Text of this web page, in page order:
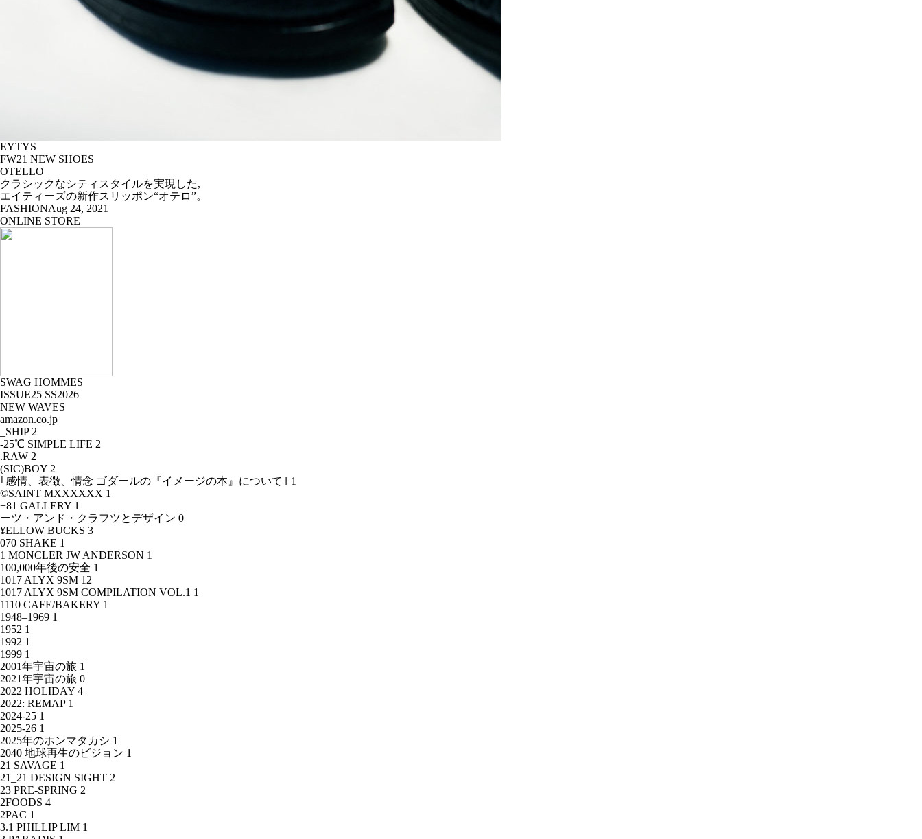
EYTYS
FW21 NEW SHOES
OTELLO
クラシックなシティスタイルを実現した,
エイティーズの新作スリッポン“オテロ”。
FASHIONAug 24, 2021
ONLINE STORE
SWAG HOMMES
ISSUE25 SS2026
NEW WAVES
amazon.co.jp
_SHIP 2
-25℃ SIMPLE LIFE 2
.RAW 2
(SIC)BOY 2
｢感情、表徴、情念 ゴダールの『イメージの本』について｣ 1
©SAINT MXXXXXX 1
+81 GALLERY 1
ーツ・アンド・クラフツとデザイン 0
¥ELLOW BUCKS 3
070 SHAKE 1
1 MONCLER JW ANDERSON 1
100,000年後の安全 1
1017 ALYX 9SM 12
1017 ALYX 9SM COMPILATION VOL.1 1
1110 CAFE/BAKERY 1
1948–1969 1
1952 1
1992 1
1999 1
2001年宇宙の旅 1
2021年宇宙の旅 0
2022 HOLIDAY 4
2022: REMAP 1
2024-25 1
2025-26 1
2025年のホンマタカシ 1
2040 地球再生のビジョン 1
21 SAVAGE 1
21_21 DESIGN SIGHT 2
23 PRE-SPRING 2
2FOODS 4
2PAC 1
3.1 PHILLIP LIM 1